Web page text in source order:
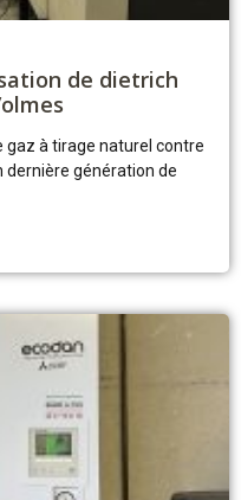
de dietrich
gaz à tirage naturel contre
dernière génération de